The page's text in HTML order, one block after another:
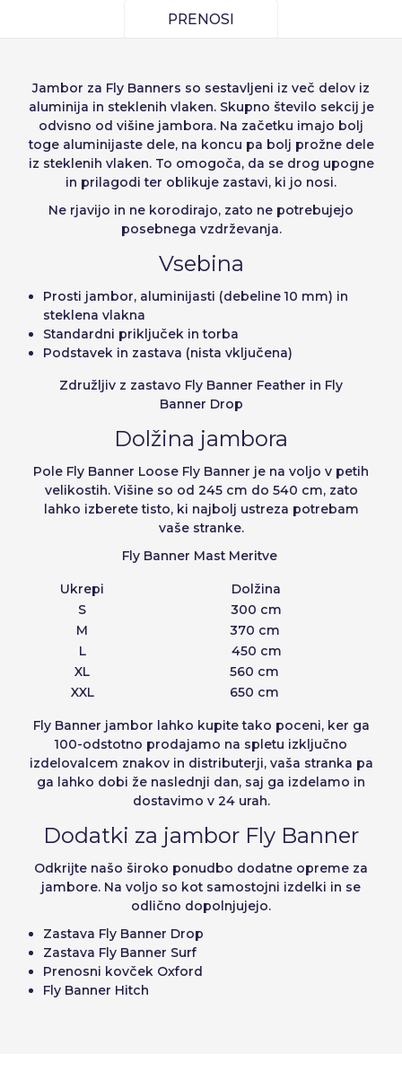
Prijava
Geslo::
Zapomni si geslo: Da Ne
Dostop
Obnovitev gesla
Ustvarjanje računa
Izberite svoj jezik
Español
English
Português
Français
Deutsch
Italiano
Sverige
Denmark
PRENOSI
Jambor za Fly Banners so sestavljeni iz več delov iz
aluminija in steklenih vlaken. Skupno število sekcij je
odvisno od višine jambora. Na začetku imajo bolj
toge aluminijaste dele, na koncu pa bolj prožne dele
iz steklenih vlaken. To omogoča, da se drog upogne
in prilagodi ter oblikuje zastavi, ki jo nosi.
Ne rjavijo in ne korodirajo, zato ne potrebujejo
posebnega vzdrževanja.
Vsebina
Prosti jambor, aluminijasti (debeline 10 mm) in
steklena vlakna
Standardni priključek in torba
Podstavek in zastava (nista vključena)
Združljiv z zastavo Fly Banner Feather in Fly
Banner Drop
Dolžina jambora
Pole Fly Banner Loose Fly Banner je na voljo v petih
velikostih. Višine so od 245 cm do 540 cm, zato
lahko izberete tisto, ki najbolj ustreza potrebam
vaše stranke.
Fly Banner Mast Meritve
Ukrepi
Dolžina
S
300 cm
M
370 cm
L
450 cm
XL
560 cm
XXL
650 cm
Fly Banner jambor lahko kupite tako poceni, ker ga
100-odstotno prodajamo na spletu izključno
izdelovalcem znakov in distributerji, vaša stranka pa
ga lahko dobi že naslednji dan, saj ga izdelamo in
dostavimo v 24 urah.
Dodatki za jambor Fly Banner
Odkrijte našo široko ponudbo dodatne opreme za
jambore. Na voljo so kot samostojni izdelki in se
odlično dopolnjujejo.
Zastava Fly Banner Drop
Zastava Fly Banner Surf
Prenosni kovček Oxford
Fly Banner Hitch
Precios por unidad
Od 1 −1,00 €
Añadiendo producto al carrito
Espera, por favor
Espere, por favor